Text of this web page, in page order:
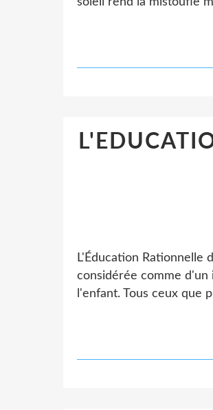
L'Éducation Rationnelle
considérée comme
l'enfant. Tous ceux que